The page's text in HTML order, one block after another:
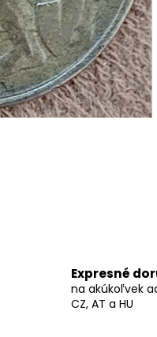
Expresné
na akúkoľvek
CZ, AT a HU